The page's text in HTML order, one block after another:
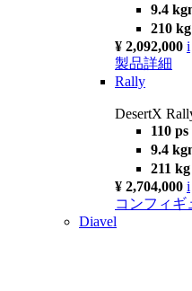
9.4
210 kg
¥ 2,092,000 i
製品詳細
Rally
DesertX
110 ps
9.4
211 kg
¥ 2,704,000 i
コンフィギ
Diavel